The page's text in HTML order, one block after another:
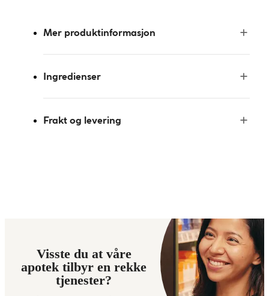
Mer produktinformasjon
Ingredienser
Frakt og levering
Visste du at våre
apotek tilbyr en rekke
tjenester?